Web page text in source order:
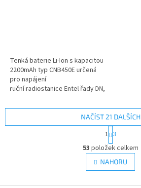
Tenká baterie Li-Ion s kapacitou
2200mAh typ CNB450E určená
pro napájení
ruční radiostanice Entel řady DN,
O
v
l
á
NAČÍST 21 DALŠÍCH
S
t
r
á
n
k
1 3
53 položek celkem
NAHORU